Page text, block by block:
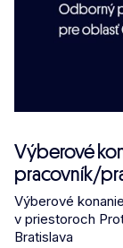
Výberové
pracovník/
Výberové
v priestoroch
Bratislava